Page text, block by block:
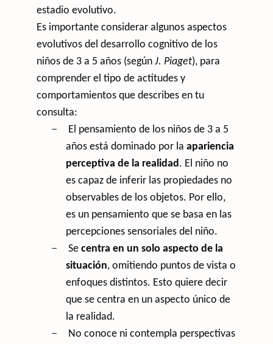
estadio evolutivo.
Es importante considerar algunos aspectos
evolutivos del desarrollo cognitivo de los
niños de 3 a 5 años (según J. Piaget), para
comprender el tipo de actitudes y
comportamientos que describes en tu
consulta:
–
El pensamiento de los niños de 3 a 5
años está dominado por la apariencia
perceptiva de la realidad . El niño no
es capaz de inferir las propiedades no
observables de los objetos. Por ello,
es un pensamiento que se basa en las
percepciones sensoriales del niño.
– Se centra en un solo aspecto de la
situación, omitiendo puntos de vista o
enfoques distintos. Esto quiere decir
que se centra en un aspecto único de
la realidad.
–
No conoce ni contempla perspectivas